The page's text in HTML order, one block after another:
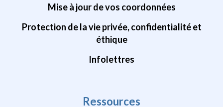
Mise à jour de vos coordonnées
Protection de la vie privée, confidentialité et
éthique
Infolettres
Ressources